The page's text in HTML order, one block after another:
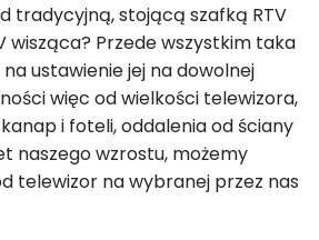
tradycyjną, stojącą szafką RTV
wisząca? Przede wszystkim taka
ustawienie jej na dowolnej
więc od wielkości telewizora,
i foteli, oddalenia od ściany
naszego wzrostu, możemy
telewizor na wybranej przez nas